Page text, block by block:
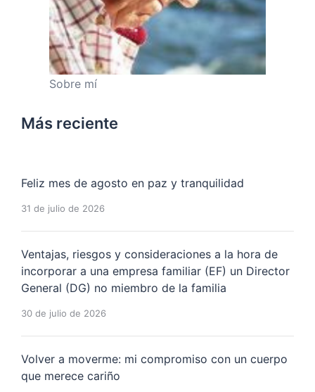
Sobre mí
Más reciente
Feliz mes de agosto en paz y tranquilidad
31 de julio de 2026
Ventajas, riesgos y consideraciones a la hora de
incorporar a una empresa familiar (EF) un Director
General (DG) no miembro de la familia
30 de julio de 2026
Volver a moverme: mi compromiso con un cuerpo
que merece cariño